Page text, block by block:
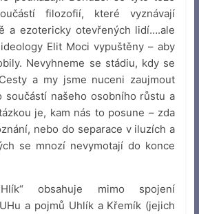
filozofií, které vyznávají
a ezotericky otevřených lidí….ale
Elit Moci vypuštěny – aby
Nevyhneme se stádiu, kdy se
a my jsme nuceni zaujmout
součástí našeho osobního růstu a
je, kam nás to posune – zda
nebo do separace v iluzích a
se mnozí nevymotají do konce
obsahuje mimo spojení
a pojmů Uhlík a Křemík (jejich